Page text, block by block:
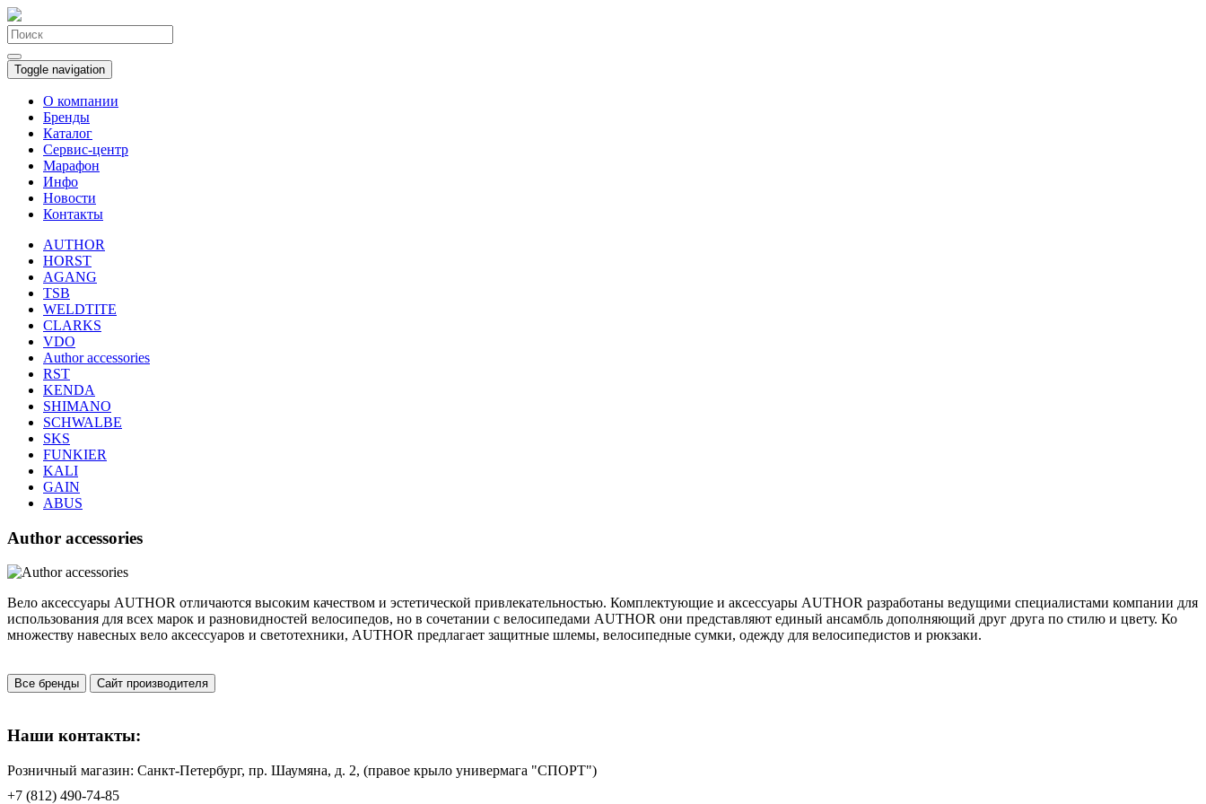
Toggle navigation
О компании
Бренды
Каталог
Сервис-центр
Марафон
Инфо
Новости
Контакты
AUTHOR
HORST
AGANG
TSB
WELDTITE
CLARKS
VDO
Author accessories
RST
KENDA
SHIMANO
SCHWALBE
SKS
FUNKIER
KALI
GAIN
ABUS
Author accessories
Вело аксессуары AUTHOR отличаются высоким качеством и эстетической привлекательностью. Комплектующие и аксессуары AUTHOR разработаны ведущими специалистами компании для
использования для всех марок и разновидностей велосипедов, но в сочетании с велосипедами AUTHOR они представляют единый ансамбль дополняющий друг друга по стилю и цвету. Ко
множеству навесных вело аксессуаров и светотехники, AUTHOR предлагает защитные шлемы, велосипедные сумки, одежду для велосипедистов и рюкзаки.
Все бренды Сайт производителя
Наши контакты:
Розничный магазин: Санкт-Петербург, пр. Шаумяна, д. 2, (правое крыло универмага "СПОРТ")
+7 (812) 490-74-85